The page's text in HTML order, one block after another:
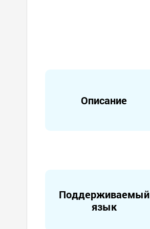
Описание
Поддерживаемый
язык